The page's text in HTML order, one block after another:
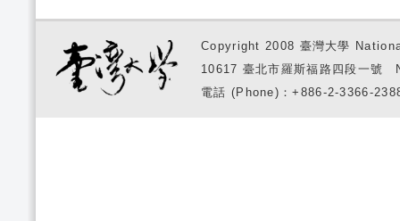
Copyright 2008 臺灣大學
10617 臺北市羅斯福路四段一
電話 (Phone)：+886-2-3366-